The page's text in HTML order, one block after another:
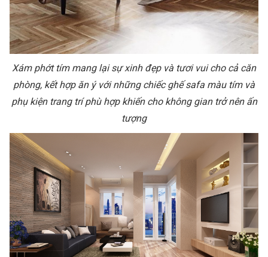
Xám phớt tím mang lại sự xinh đẹp và tươi vui cho cả căn
phòng, kết hợp ăn ý với những chiếc ghế safa màu tím và
phụ kiện trang trí phù hợp khiến cho không gian trở nên ấn
tượng